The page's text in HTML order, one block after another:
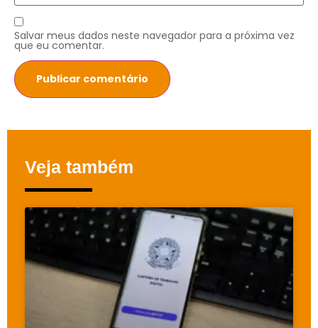
Salvar meus dados neste navegador para a próxima vez
que eu comentar.
Veja também